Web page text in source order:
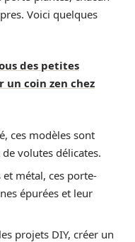
Voici quelques
des petites
coin zen chez
ces modèles sont
volutes délicates.
métal, ces porte-
épurées et leur
projets DIY, créer un